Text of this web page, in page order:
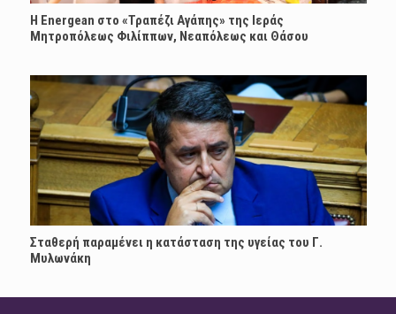
H Energean στο «Τραπέζι Αγάπης» της Ιεράς
Μητροπόλεως Φιλίππων, Νεαπόλεως και Θάσου
Σταθερή παραμένει η κατάσταση της υγείας του Γ.
Μυλωνάκη